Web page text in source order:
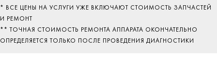
* ВСЕ ЦЕНЫ НА УСЛУГИ УЖЕ ВКЛЮЧАЮТ СТОИМОСТЬ ЗАПЧАСТЕЙ
И РЕМОНТ
** ТОЧНАЯ СТОИМОСТЬ РЕМОНТА АППАРАТА ОКОНЧАТЕЛЬНО
ОПРЕДЕЛЯЕТСЯ ТОЛЬКО ПОСЛЕ ПРОВЕДЕНИЯ ДИАГНОСТИКИ